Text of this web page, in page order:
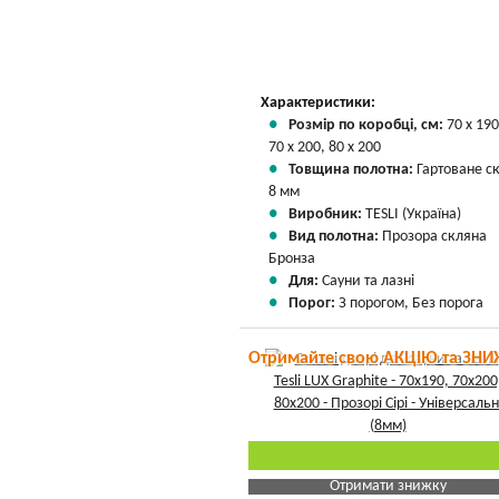
Характеристики:
Розмір по коробці, см: 70 х
70 х 200, 80 х 200
Товщина полотна: Гартоване
8 мм
Виробник: TESLI (Україна)
Вид полотна: Прозора скляна
Бронза
Для: Сауни та лазні
Порог: З порогом, Без порога
Отримайте свою АКЦІЮ та
Отримати знижку